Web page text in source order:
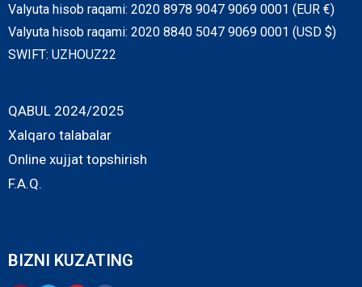
Valyuta hisob raqami: 2020 8978 9047 9069 0001 (EUR €)
Valyuta hisob raqami: 2020 8840 5047 9069 0001 (USD $)
SWIFT: UZHOUZ22
QABUL 2024/2025
Xalqaro talabalar
Online xujjat topshirish
F.A.Q.
BIZNI KUZATING